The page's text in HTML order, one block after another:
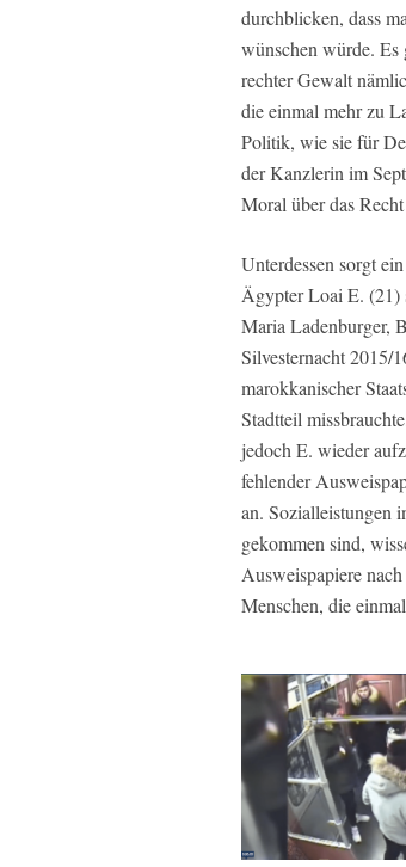
durchblicken, dass
wünschen würde. Es
rechter Gewalt
die einmal mehr zu
Politik, wie sie für
der Kanzlerin im
Moral über das
Unterdessen sorgt
Ägypter Loai E. (21)
Maria Ladenburger,
Silvesternacht 2015/
marokkanischer
Stadtteil
jedoch E. wieder
fehlender
an. Sozialleistungen
gekommen sind,
Ausweispapiere
Menschen, die